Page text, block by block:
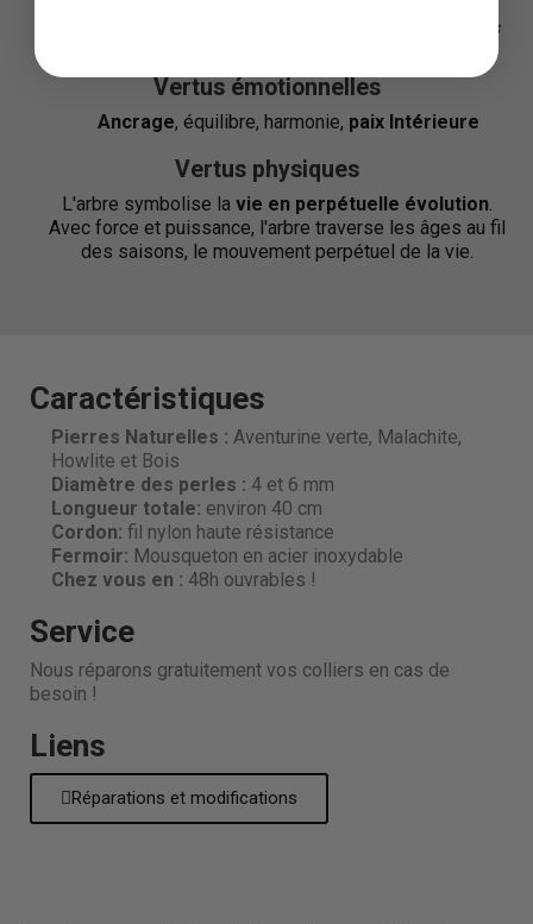
Et si je me connectais à l'énergie de la terre comme les
Vertus émotionnelles
Ancrage, équilibre, harmonie, paix Intérieure
Vertus physiques
L'arbre symbolise la vie en perpétuelle évolution.
Avec force et puissance, l'arbre traverse les âges au fil
des saisons, le mouvement perpétuel de la vie.
Caractéristiques
Pierres Naturelles : Aventurine verte, Malachite,
Howlite et Bois
Diamètre des perles : 4 et 6 mm
Longueur totale: environ 40 cm
Cordon: fil nylon haute résistance
Fermoir: Mousqueton en acier inoxydable
Chez vous en : 48h ouvrables !
Service
Nous réparons gratuitement vos colliers en cas de
besoin !
Liens
Réparations et modifications